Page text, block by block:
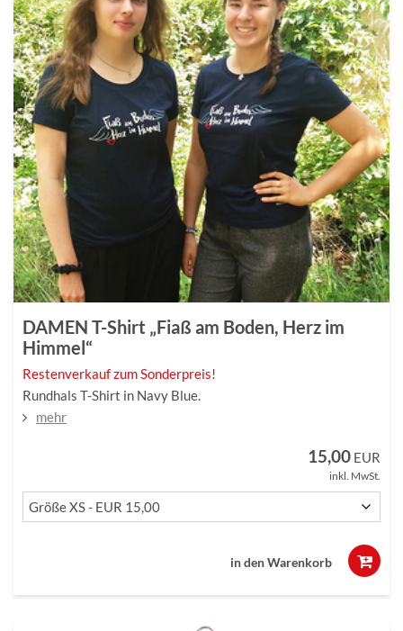
DAMEN T-Shirt „Fiaß am Boden, Herz im
Himmel“
Restenverkauf zum Sonderpreis!
Rundhals T-Shirt in Navy Blue.
mehr
15,00 EUR
inkl. MwSt.